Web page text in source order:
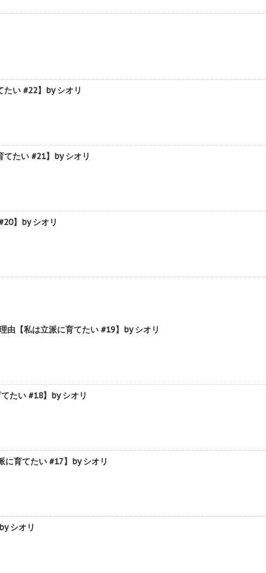
い #22】by シオリ
たい #21】by シオリ
】by シオリ
由【私は立派に育てたい #19】by シオリ
たい #18】by シオリ
に育てたい #17】by シオリ
シオリ